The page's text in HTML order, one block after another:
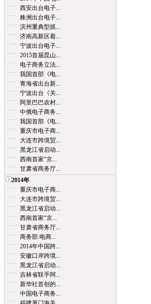
西安出台电子...
株洲出台电子...
滨州重典型抓...
济南高新区着...
宁波出台电子...
2015首届昆山...
电子商务立法...
我国首部《电...
青海省出台新...
宁波出台《关...
阿里巴巴农村...
中俄电子商务...
我国首部《电...
重庆市电子商...
大连市跨境贸...
黑龙江省启动...
西南首家“京...
甘肃省商务厅...
2014年
重庆市电子商...
大连市跨境贸...
黑龙江省启动...
西南首家“京...
甘肃省商务厅...
商务部:电商...
2014年中国跨...
安徽口岸跨境...
黑龙江省启动...
吉林省联手阿...
新华社首创的...
中国电子商务...